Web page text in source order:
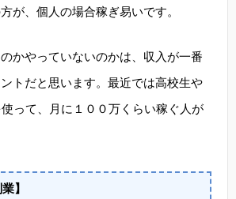
が、個人の場合稼ぎ易いです。
かやっていないのかは、収入が一番
トだと思います。最近では高校生や
って、月に１００万くらい稼ぐ人が
】